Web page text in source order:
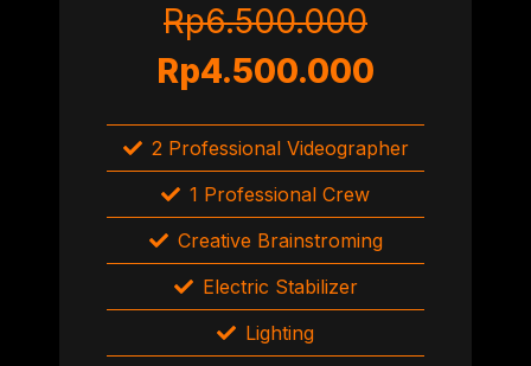
Rp6.500.000
Rp4.500.000
2 Professional Videographer
1 Professional Crew
Creative Brainstroming
Electric Stabilizer
Lighting